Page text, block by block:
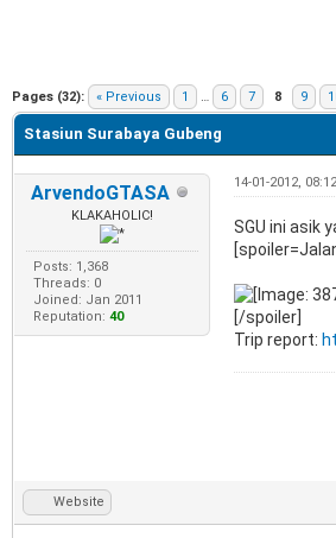
Pages (32): « Previous 1 … 6 7 8 9
Stasiun Surabaya Gubeng
ArvendoGTASA
KLAKAHOLIC!
Posts: 1,368
Threads: 0
Joined: Jan 2011
Reputation: 40
14-01-2012,
SGU ini asik
[/spoiler]
Trip report:
Website